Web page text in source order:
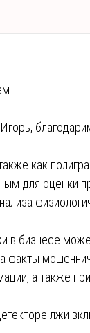
как
для оценки
в бизнесе
факты
а также
лжи